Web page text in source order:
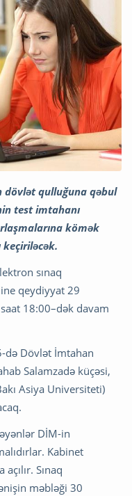
qulluğuna qəbul
test imtahanı
kömək
keçiriləcək.
sınaq
qeydiyyat 29
18:00–dək davam
də Dövlət İmtahan
Salamzadə küçəsi,
Asiya Universiteti)
DİM-in
Kabinet
Sınaq
məbləği 30